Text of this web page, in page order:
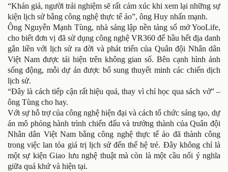
“Khán giả, người trải nghiệm sẽ rất cảm xúc khi xem lại những sự
kiện lịch sử bằng công nghệ thực tế ảo”, ông Huy nhấn mạnh.
Ông Nguyễn Mạnh Tùng, nhà sáng lập nền tảng số mở YooLife,
cho biết đơn vị đã sử dụng công nghệ VR360 để hầu hết địa danh
gắn liền với lịch sử ra đời và phát triển của Quân đội Nhân dân
Việt Nam được tái hiện trên không gian số. Bên cạnh hình ảnh
sống động, mỗi dự án được bổ sung thuyết minh các chiến dịch
lịch sử.
“Đây là cách tiếp cận rất hiệu quả, thay vì chỉ học qua sách vở” –
ông Tùng cho hay.
Với sự hỗ trợ của công nghệ hiện đại và cách tổ chức sáng tạo, dự
án mô phỏng hành trình chiến đấu và trưởng thành của Quân đội
Nhân dân Việt Nam bằng công nghệ thực tế ảo đã thành công
trong việc lan tỏa giá trị lịch sử đến thế hệ trẻ. Đây không chỉ là
một sự kiện Giao lưu nghệ thuật mà còn là một cầu nối ý nghĩa
giữa quá khứ và hiện tại.